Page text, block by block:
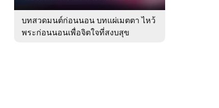
บทสวดมนต์ก่อนนอน บทแผ่เมตตา ไหว้
พระก่อนนอนเพื่อจิตใจที่สงบสุข